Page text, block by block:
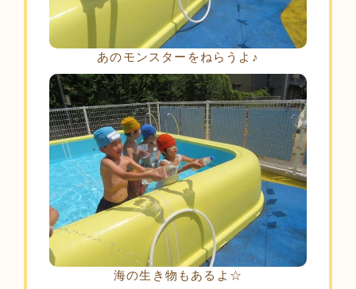
あのモンスターをねらうよ♪
海の生き物もあるよ☆